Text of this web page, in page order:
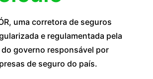
uma corretora de seguros
e regulamentada pela
do governo responsável por
de seguro do país.